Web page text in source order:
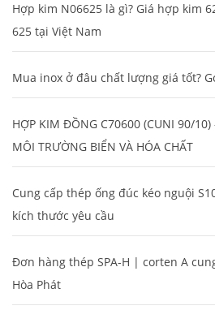
Hợp kim N06625 là gì? Giá hợp kim
625 tại Việt Nam
Mua inox ở đâu chất lượng giá tốt?
HỢP KIM ĐỒNG C70600 (CUNI 90/10)
MÔI TRƯỜNG BIỂN VÀ HÓA CHẤT
Cung cấp thép ống đúc kéo nguội
kích thước yêu cầu
Đơn hàng thép SPA-H | corten A
Hòa Phát